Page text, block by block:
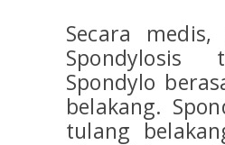
Secara
Spondylosis
Spondylo
belakang.
tulang